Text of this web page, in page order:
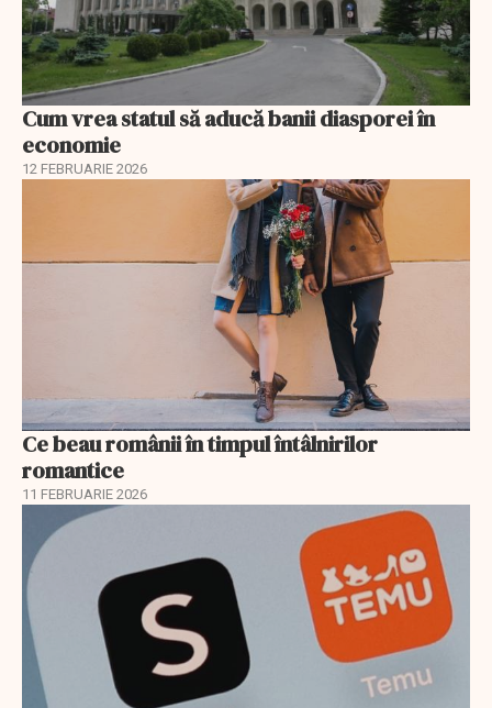
Cum vrea statul să aducă banii diasporei în
economie
12 FEBRUARIE 2026
Ce beau românii în timpul întâlnirilor
romantice
11 FEBRUARIE 2026